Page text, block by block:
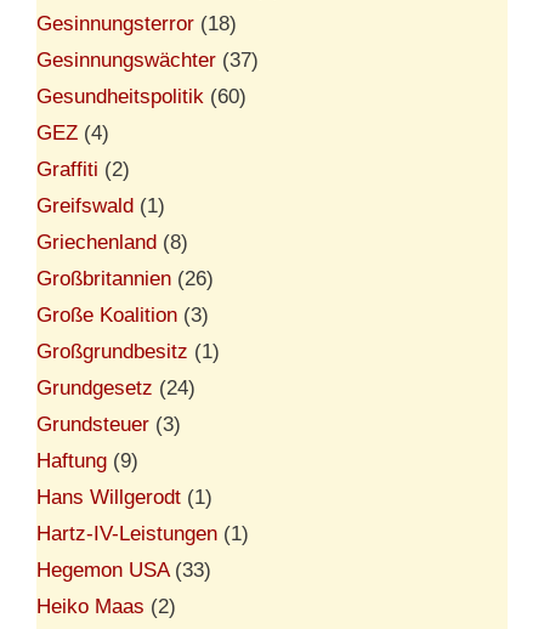
Gesinnungsterror (18)
Gesinnungswächter (37)
Gesundheitspolitik (60)
GEZ (4)
Graffiti (2)
Greifswald (1)
Griechenland (8)
Großbritannien (26)
Große Koalition (3)
Großgrundbesitz (1)
Grundgesetz (24)
Grundsteuer (3)
Haftung (9)
Hans Willgerodt (1)
Hartz-IV-Leistungen (1)
Hegemon USA(33)
Heiko Maas (2)